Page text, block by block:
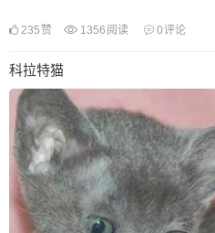
235 赞 1356 阅读 0评论
科拉特猫